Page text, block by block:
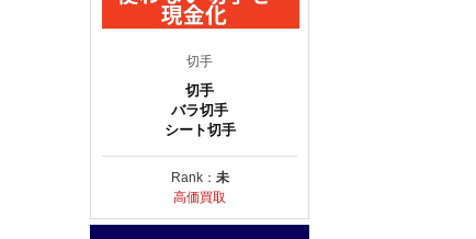
切手
切手
バラ切手
シート切手
Rank： 未
高価買取